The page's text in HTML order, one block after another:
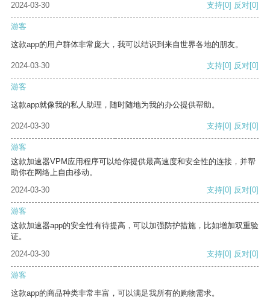
2024-03-30
支持[0] 反对[0]
游客
这款app的用户群体非常庞大，我可以结识到来自世界各地的朋友。
2024-03-30 支持[0] 反对[0]
游客
这款app就像我的私人助理，随时随地为我的办公提供帮助。
2024-03-30 支持[0] 反对[0]
游客
这款加速器VPM应用程序可以给你提供最高速度和安全性的连接，并帮
助你在网络上自由移动。
2024-03-30
支持[0] 反对[0]
游客
这款加速器app的安全性有待提高，可以加强防护措施，比如增加双重验
证。
2024-03-30
支持[0] 反对[0]
游客
这款app的商品种类非常丰富，可以满足我所有的购物需求。